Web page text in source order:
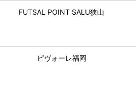
FUTSAL POINT SALU狭山
ピヴォーレ福岡